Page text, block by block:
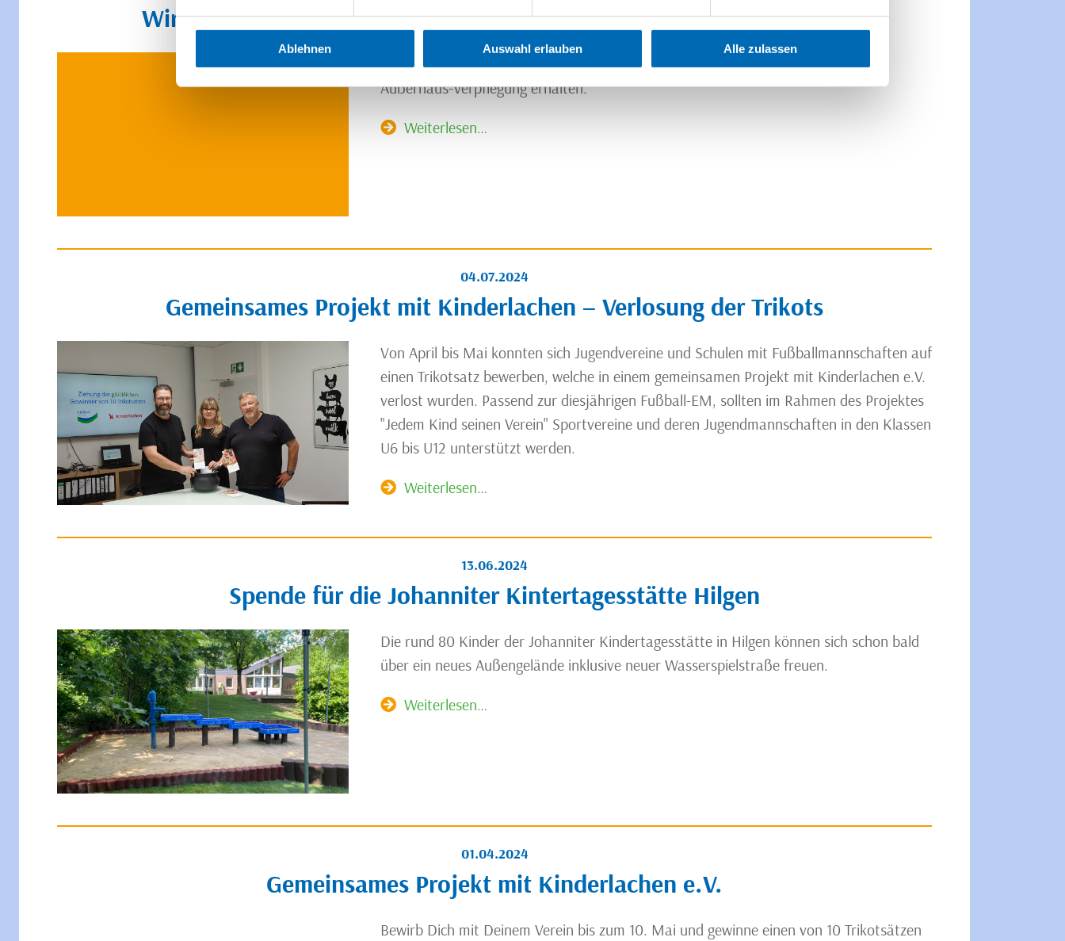
Ablehnen Auswahl erlauben Alle zulassen
Wir freuen uns über die erfolgreiche Re-Zertifizierung Bio bis 2026!
Die nickut catering GmbH hat zum 11. Mal in Folge die Bio-Zertifizierung für die
Außerhaus-Verpflegung erhalten.
Weiterlesen…
04.07.2024
Gemeinsames Projekt mit Kinderlachen – Verlosung der Trikots
Von April bis Mai konnten sich Jugendvereine und Schulen mit Fußballmannschaften auf
einen Trikotsatz bewerben, welche in einem gemeinsamen Projekt mit Kinderlachen e.V.
verlost wurden. Passend zur diesjährigen Fußball-EM, sollten im Rahmen des Projektes
"Jedem Kind seinen Verein" Sportvereine und deren Jugendmannschaften in den Klassen
U6 bis U12 unterstützt werden.
Weiterlesen…
13.06.2024
Spende für die Johanniter Kintertagesstätte Hilgen
Die rund 80 Kinder der Johanniter Kindertagesstätte in Hilgen können sich schon bald
über ein neues Außengelände inklusive neuer Wasserspielstraße freuen.
Weiterlesen…
01.04.2024
Gemeinsames Projekt mit Kinderlachen e.V.
Bewirb Dich mit Deinem Verein bis zum 10. Mai und gewinne einen von 10 Trikotsätzen